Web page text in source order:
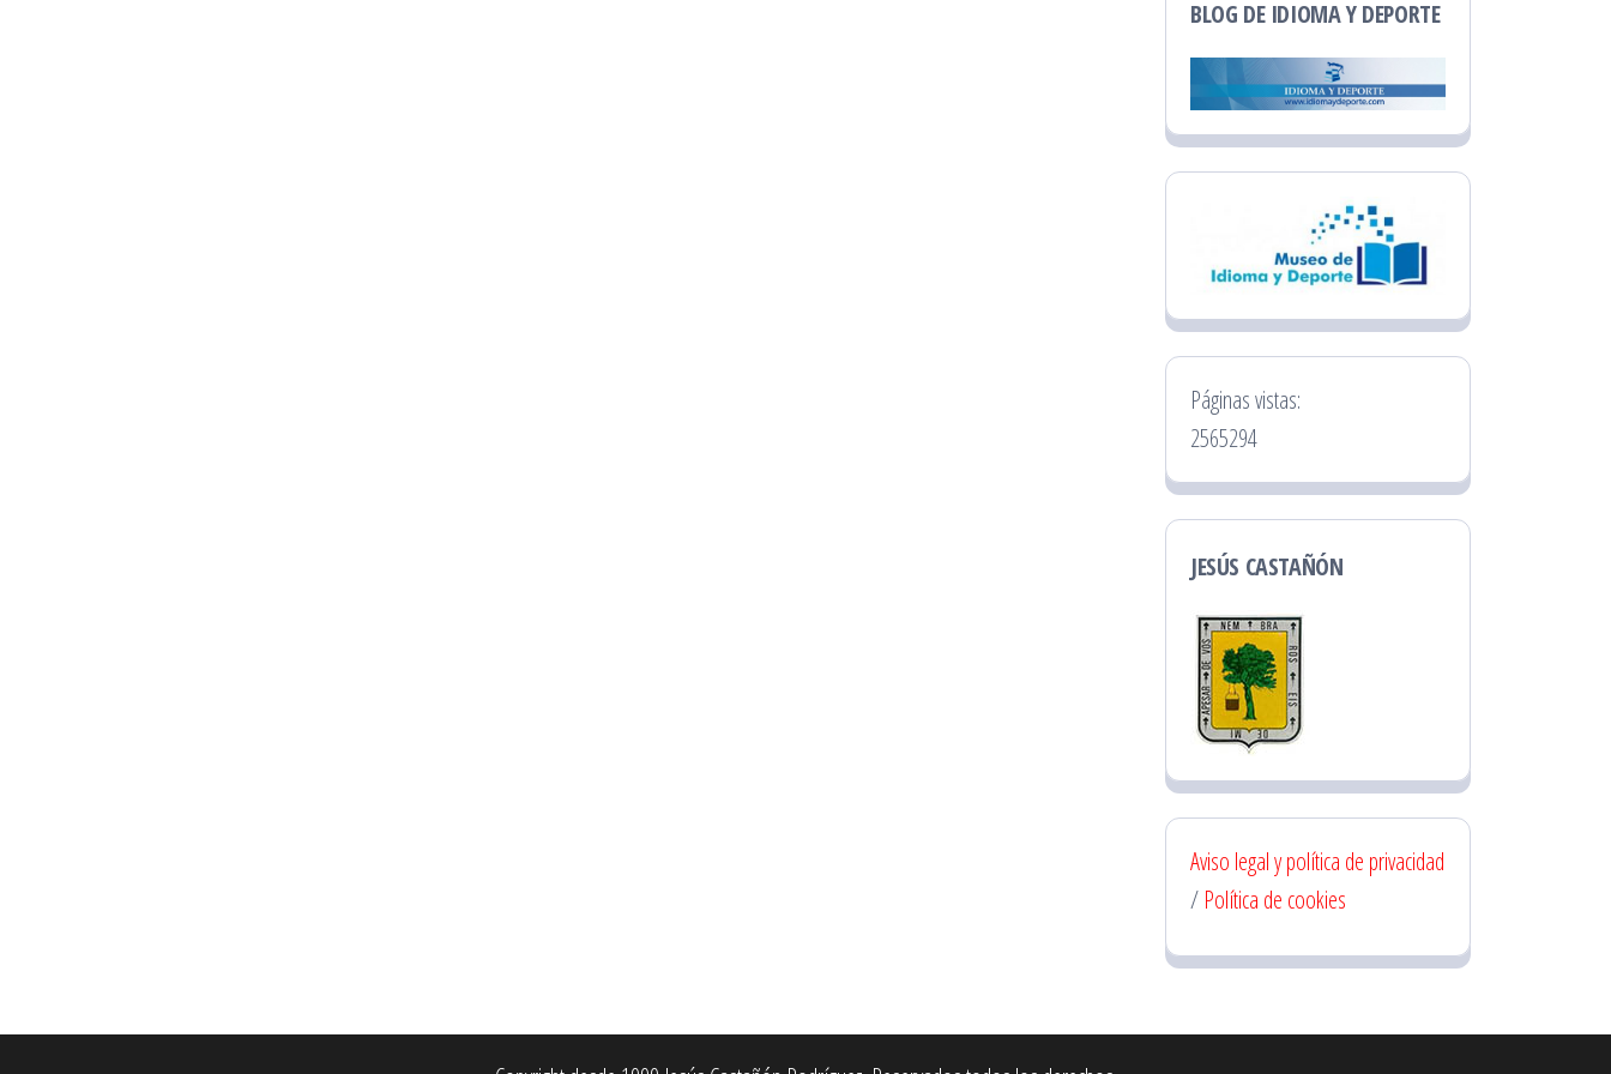
BLOG DE IDIOMA Y DEPORTE
Páginas vistas:
2565294
JESÚS CASTAÑÓN
Aviso legal y política de privacidad
/ Política de cookies